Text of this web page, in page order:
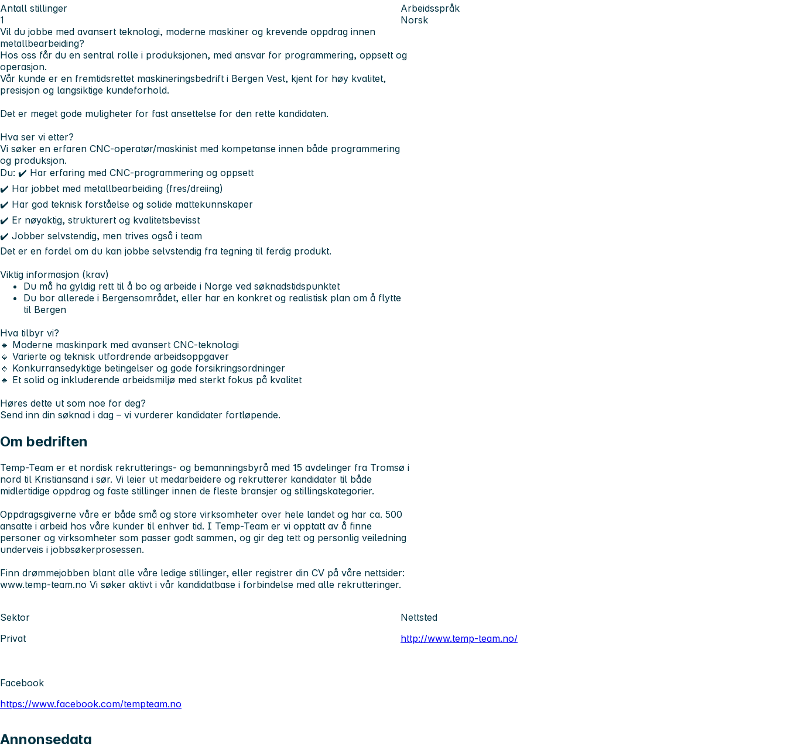
Antall stillinger
1
Arbeidsspråk
Norsk
Vil du jobbe med avansert teknologi, moderne maskiner og krevende oppdrag innen
metallbearbeiding?
Hos oss får du en sentral rolle i produksjonen, med ansvar for programmering, oppsett og
operasjon.
Vår kunde er en fremtidsrettet maskineringsbedrift i Bergen Vest, kjent for høy kvalitet,
presisjon og langsiktige kundeforhold.
Det er meget gode muligheter for fast ansettelse for den rette kandidaten.
Hva ser vi etter?
Vi søker en erfaren CNC-operatør/maskinist med kompetanse innen både programmering
og produksjon.
Du: ✔️ Har erfaring med CNC-programmering og oppsett
✔️ Har jobbet med metallbearbeiding (fres/dreiing)
✔️ Har god teknisk forståelse og solide mattekunnskaper
✔️ Er nøyaktig, strukturert og kvalitetsbevisst
✔️ Jobber selvstendig, men trives også i team
Det er en fordel om du kan jobbe selvstendig fra tegning til ferdig produkt.
Viktig informasjon (krav)
Du må ha gyldig rett til å bo og arbeide i Norge ved søknadstidspunktet
Du bor allerede i Bergensområdet, eller har en konkret og realistisk plan om å flytte
til Bergen
Hva tilbyr vi?
🔹 Moderne maskinpark med avansert CNC-teknologi
🔹 Varierte og teknisk utfordrende arbeidsoppgaver
🔹 Konkurransedyktige betingelser og gode forsikringsordninger
🔹 Et solid og inkluderende arbeidsmiljø med sterkt fokus på kvalitet
Høres dette ut som noe for deg?
Send inn din søknad i dag – vi vurderer kandidater fortløpende.
Om bedriften
Temp-Team er et nordisk rekrutterings- og bemanningsbyrå med 15 avdelinger fra Tromsø i
nord til Kristiansand i sør. Vi leier ut medarbeidere og rekrutterer kandidater til både
midlertidige oppdrag og faste stillinger innen de fleste bransjer og stillingskategorier.
Oppdragsgiverne våre er både små og store virksomheter over hele landet og har ca. 500
ansatte i arbeid hos våre kunder til enhver tid. I Temp-Team er vi opptatt av å finne
personer og virksomheter som passer godt sammen, og gir deg tett og personlig veiledning
underveis i jobbsøkerprosessen.
Finn drømmejobben blant alle våre ledige stillinger, eller registrer din CV på våre nettsider:
www.temp-team.no Vi søker aktivt i vår kandidatbase i forbindelse med alle rekrutteringer.
Sektor
Privat
Nettsted
http://www.temp-team.no/
Facebook
https://www.facebook.com/tempteam.no
Annonsedata